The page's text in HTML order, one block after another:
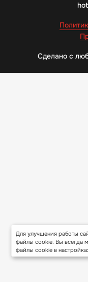
Сделано с
Для улучшения работы
файлы cookie. Вы всегда
файлы cookie в